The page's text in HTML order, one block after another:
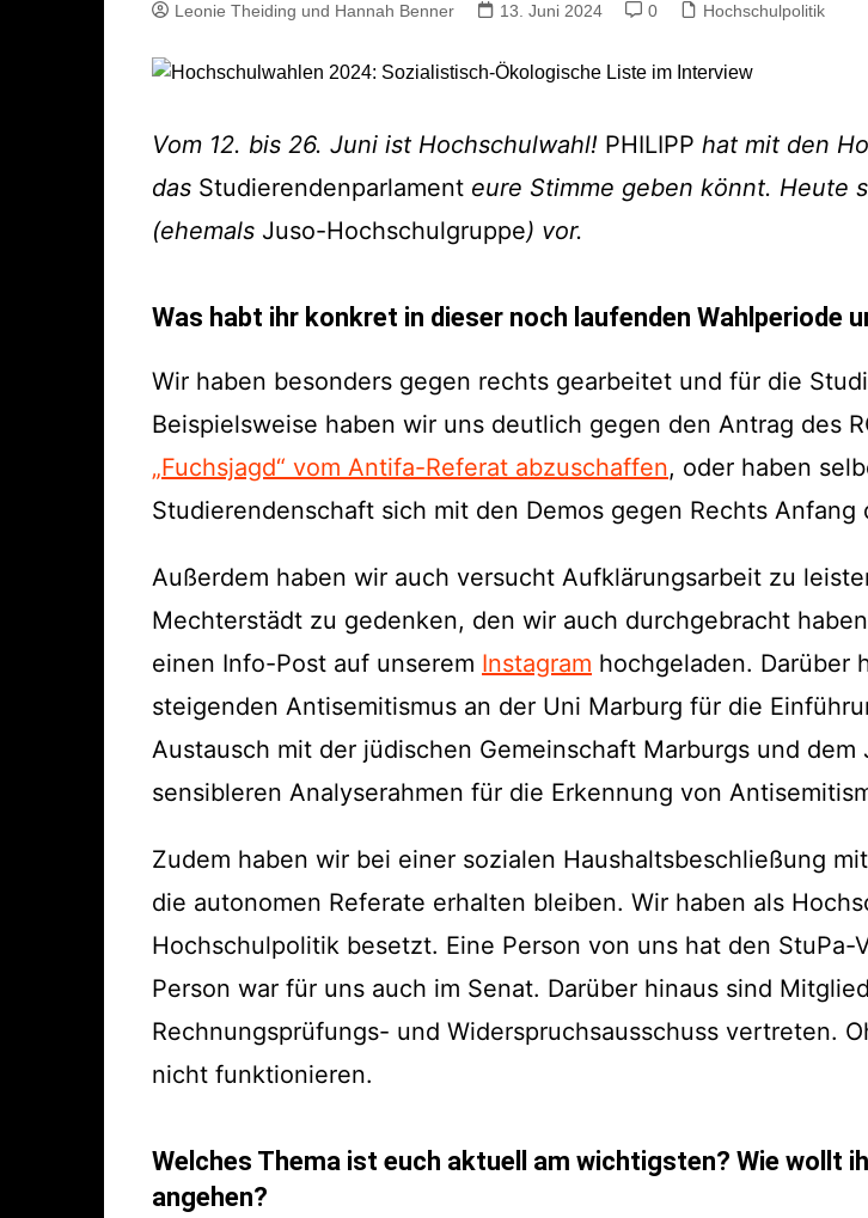
Leonie Theiding und Hannah Benner 13. Juni 2024 0 Hochschulpolitik
Vom 12. bis 26. Juni ist Hochschulwahl! PHILIPP hat mit den
das Studierendenparlament eure Stimme geben könnt. Heute
(ehemals Juso-Hochschulgruppe) vor.
Was habt ihr konkret in dieser noch laufenden Wahlperiode
Wir haben besonders gegen rechts gearbeitet und für die
Beispielsweise haben wir uns deutlich gegen den Antrag des
„Fuchsjagd“ vom Antifa-Referat abzuschaffen, oder haben
Studierendenschaft sich mit den Demos gegen Rechts Anfang
Außerdem haben wir auch versucht Aufklärungsarbeit zu
Mechterstädt zu gedenken, den wir auch durchgebracht
einen Info-Post auf unserem Instagram hochgeladen. Darüber
steigenden Antisemitismus an der Uni Marburg für die
Austausch mit der jüdischen Gemeinschaft Marburgs und
sensibleren Analyserahmen für die Erkennung von
Zudem haben wir bei einer sozialen Haushaltsbeschließung
die autonomen Referate erhalten bleiben. Wir haben als
Hochschulpolitik besetzt. Eine Person von uns hat den
Person war für uns auch im Senat. Darüber hinaus sind
Rechnungsprüfungs- und Widerspruchsausschuss vertreten.
nicht funktionieren.
Welches Thema ist euch aktuell am wichtigsten? Wie wollt
angehen?